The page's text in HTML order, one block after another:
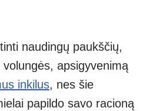
naudingų paukščių,
volungės, apsigyvenimą
inkilus, nes šie
papildo savo racioną